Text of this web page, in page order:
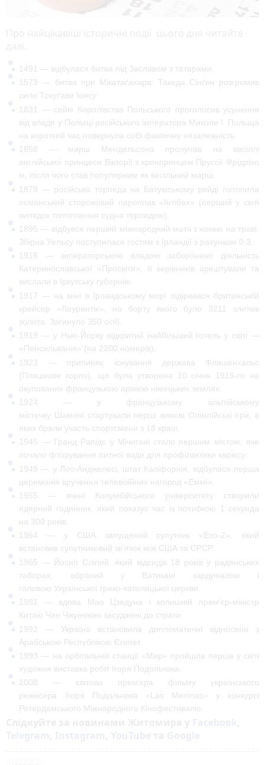
1491 — відбулася битва під Заславом з татарами.
1573 — битва при Мікатаґахара: Такеда Сінґен
розгромив
сили Токуґави Іеясу
1831
— сейм Королівства Польського проголосив усунення
від влади у Польщі російського імператора Миколи I
. Польща
на короткий час повернула собі фактичну незалежність
1858 — марш Мендельсона
пролунав на весіллі
англійської принцеси Вікторії з кронпринцем Пруссії Фрідріхо
м
, після чого став популярним як весільний марш.
1878 — російська торпеда на Батумському рейді потопила
османський сторожовий пароплав «Інтібах» (перший у світі
випадок потоплення судна торпедою).
1895 — відбувся перший міжнародний матч з хокею на траві
Збірна Уельсу поступилася гостям з Ірландії з рахунком 0:3.
1916 — імператорською владою заборонено діяльність
Катеринославської «Просвіти», її керівників арештували та
вислали в Іркутську губернію.
1917 — на міні в Ірландському морі підірвався британській
крейсер «Лаурентік», на борту якого було 3211 злитків
золота. Загинуло 350 осіб.
1919 — у Нью-Йорку відкритий найбільший готель у світі —
«Пенсильванія» (на 2200 номерів).
1923 — припиняє існування держава Флашенхальс
(Пляшкове горло), що була утворена 10 січня 1919-го на
окупованих французькою армією німецьких землях.
1924 — у французькому альпійському
містечку
Шамоні стартували перші зимові Олімпійські ігри
, в
яких брали участь спортсмени з 18 країн.
1945 — Гранд Рапідс у Мічигані стало першим містом, яке
почало фторування питної води для профілактики карієсу
1949 — у Лос-Анджелесі штат Каліфорнія
, відбулася перша
церемонія вручення телевізійних нагород «Еммі»
1955 — вчені Колумбійського університету створили
ядерний годинник , який показує час із похибкою 1 секунда
на 300 років.
1964 — у США запущений супутник «Ехо-2», який
встановив супутниковий зв'язок між США та СРСР.
1965 — Йосип Сліпий
, який відсидів 18 років у радянських
таборах, обраний у
Ватикані кардиналом
і
головою Української греко-католицької церкви
1981 — вдова Мао Цзедуна і колишній прем'єр-міністр
Китаю Чан Чжунчжао засуджені до страти
1992
— Україна
встановила дипломатичні відносини з
Арабською Республікою Єгипет
1993 — на орбітальній станції «Мир» пройшла перша у світі
художня виставка робіт
Ігоря Подольчака
2008 — світова прем'єра фільму українського
режисера
Ігоря Подольчака «Las Meninas» у конкурсі
Ротердамського Міжнародного Кінофестивалю.